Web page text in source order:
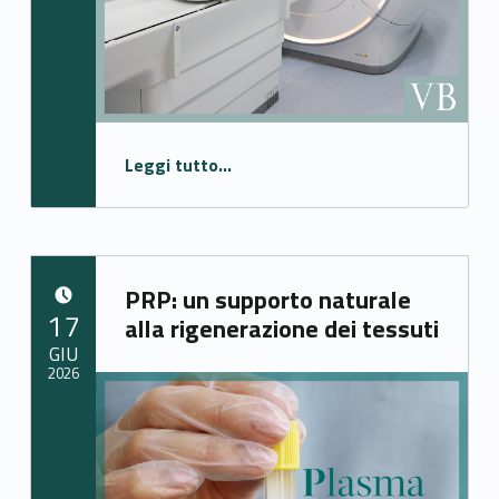
Leggi tutto…
PRP: un supporto naturale
alla rigenerazione dei tessuti
17
GIU
2026